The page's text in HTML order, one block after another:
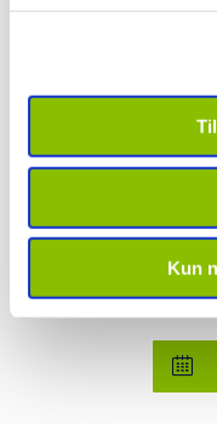
Kun
Specialister
Meget
med